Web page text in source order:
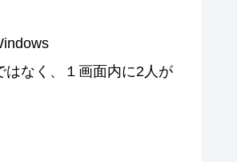
なく、１画面内に2人が